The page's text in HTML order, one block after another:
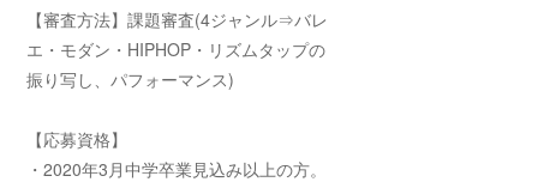
【審査方法】課題審査(4ジャンル⇒バレ
エ・モダン・HIPHOP・リズムタップの
振り写し、パフォーマンス)
【応募資格】
・2020年3月中学卒業見込み以上の方。